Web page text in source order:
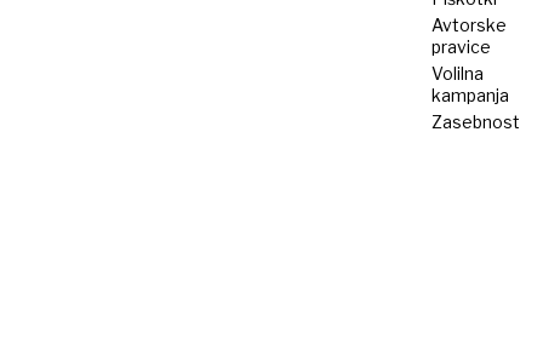
Avtorske
pravice
Volilna
kampanja
Zasebnost